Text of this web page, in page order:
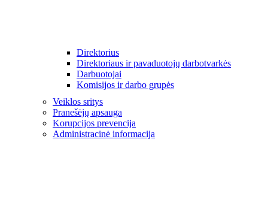
Direktorius
Direktoriaus ir pavaduotojų darbotvarkės
Darbuotojai
Komisijos ir darbo grupės
Veiklos sritys
Pranešėjų apsauga
Korupcijos prevencija
Administracinė informacija